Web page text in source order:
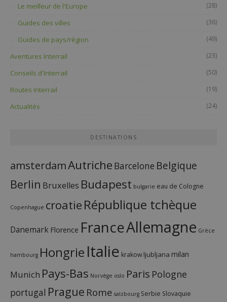
Le meilleur de l'Europe (28)
Guides des villes (36)
Guides de pays/région (49)
Aventures Interrail (23)
Conseils d'Interrail (50)
Routes interrail (19)
Actualités (24)
DESTINATIONS
amsterdamAutriche Barcelone Belgique
Berlin Bruxelles Budapest bulgarie eau de Cologne
Copenhague croatie République tchèque
Danemark Florence FranceAllemagne Grèce
hambourg Hongrie Italie krakow ljubljana milan
Munich Pays-Bas Norvège oslo Paris Pologne
portugal Prague Rome salzbourg Serbie Slovaquie